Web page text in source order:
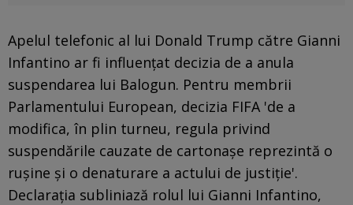
Apelul telefonic al lui Donald Trump către Gianni
Infantino ar fi influențat decizia de a anula
suspendarea lui Balogun. Pentru membrii
Parlamentului European, decizia FIFA 'de a
modifica, în plin turneu, regula privind
suspendările cauzate de cartonașe reprezintă o
rușine și o denaturare a actului de justiție'.
Declarația subliniază rolul lui Gianni Infantino,